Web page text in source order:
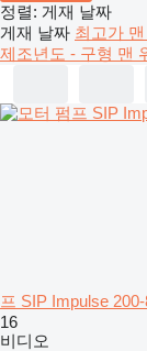
정렬: 게재 날짜
게재 날짜 최고가 맨
제조년도 - 구형 맨
프 SIP Impulse
16
비디오